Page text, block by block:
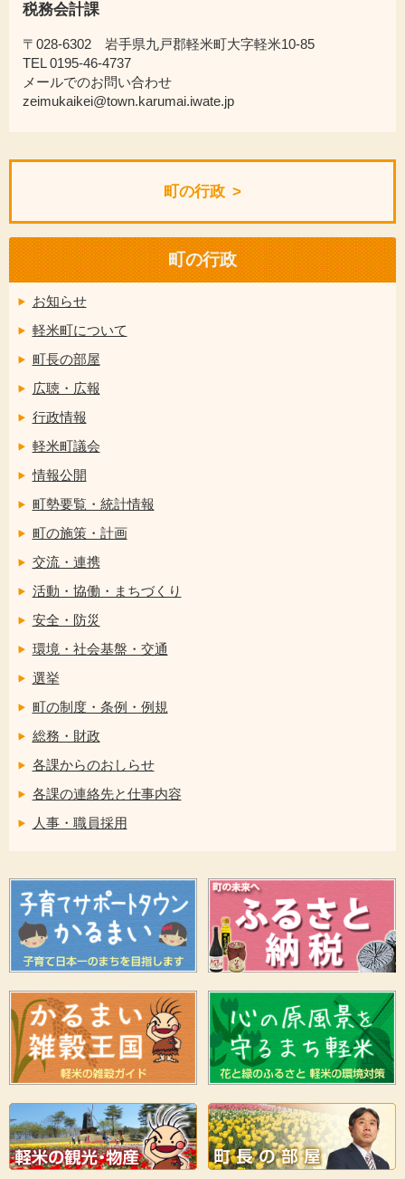
税務会計課
〒028-6302 岩手県九戸郡軽米町大字軽米10-85
TEL 0195-46-4737
メールでのお問い合わせ
zeimukaikei@town.karumai.iwate.jp
町の行政
町の行政
お知らせ
軽米町について
町長の部屋
広聴・広報
行政情報
軽米町議会
情報公開
町勢要覧・統計情報
町の施策・計画
交流・連携
活動・協働・まちづくり
安全・防災
環境・社会基盤・交通
選挙
町の制度・条例・例規
総務・財政
各課からのおしらせ
各課の連絡先と仕事内容
人事・職員採用